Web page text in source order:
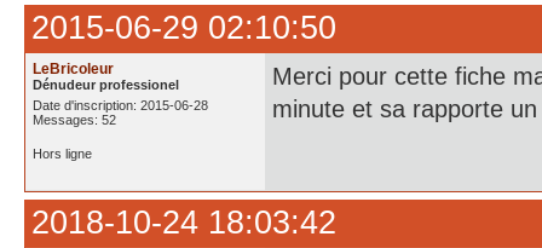
2015-06-29 02:10:50
LeBricoleur
Dénudeur professionel
Date d'inscription: 2015-06-28
Messages: 52
Merci pour cette fiche
minute et sa rapporte
Hors ligne
2018-10-24 18:03:42